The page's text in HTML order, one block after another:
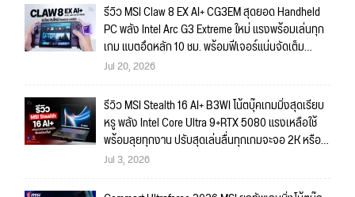
รีวิว MSI Claw 8 EX AI+ CG3EM สุดยอด Handheld
PC พลัง Intel Arc G3 Extreme ใหม่ แรงพร้อมเล่นทุก
เกม แบตอึดหลัก 10 ชม. พร้อมฟีเจอร์แน่นจัดเต็ม
ถึงใจ!!
Jul 20, 2026
รีวิว MSI Stealth 16 AI+ B3WI โน้ตบุ๊คเกมมิ่งสุดเรียบ
หรู พลัง Intel Core Ultra 9+RTX 5080 แรงเหลือใช้
พร้อมลุยทุกงาน ปรับสุดเล่นลื่นทุกเกมจะจอ 2K หรือ
4K ก็สบายมาก!!
Jul 3, 2026